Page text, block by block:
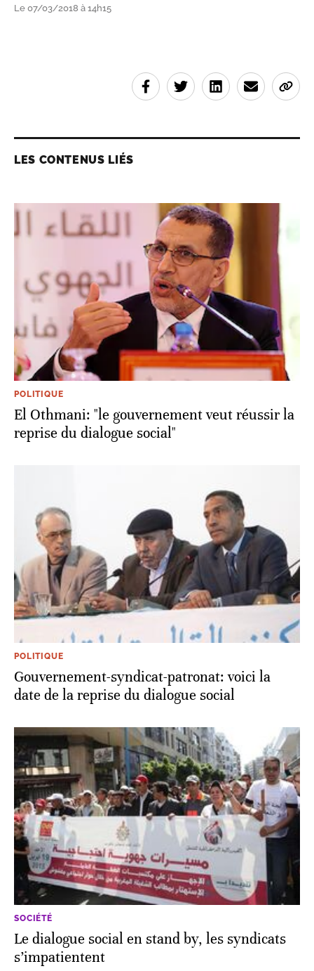
Le 07/03/2018 à 14h15
LES CONTENUS LIÉS
POLITIQUE
El Othmani: "le gouvernement veut réussir la
reprise du dialogue social"
POLITIQUE
Gouvernement-syndicat-patronat: voici la
date de la reprise du dialogue social
SOCIÉTÉ
Le dialogue social en stand by, les syndicats
s’impatientent